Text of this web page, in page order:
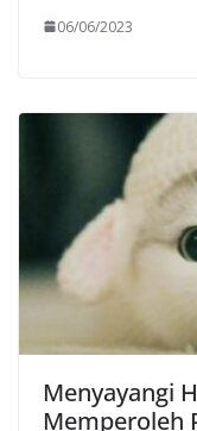
06/06/2023
Menyayangi
Memperoleh